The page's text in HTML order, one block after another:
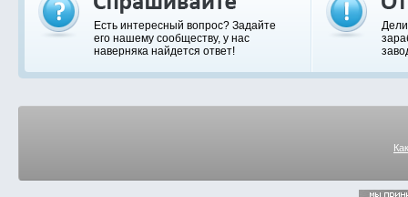
Есть интересный вопрос? Задайте
его нашему сообществу, у нас
наверняка найдется ответ!